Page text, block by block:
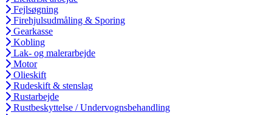
Fejlsøgning
Firehjulsudmåling & Sporing
Gearkasse
Kobling
Lak- og malerarbejde
Motor
Olieskift
Rudeskift & stenslag
Rustarbejde
Rustbeskyttelse / Undervognsbehandling